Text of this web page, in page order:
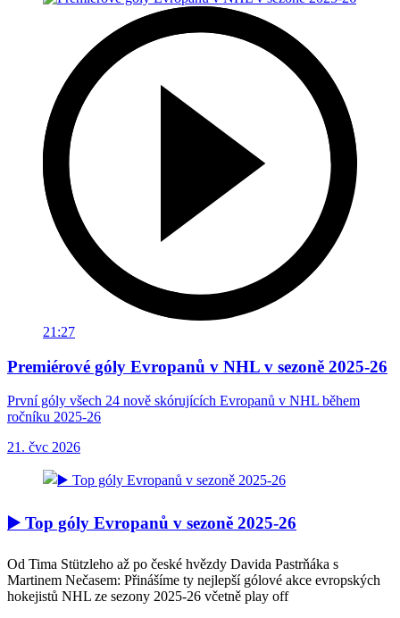
21:27
Premiérové góly Evropanů v NHL v sezoně 2025-26
První góly všech 24 nově skórujících Evropanů v NHL během
ročníku 2025-26
21. čvc 2026
▶️ Top góly Evropanů v sezoně 2025-26
Od Tima Stützleho až po české hvězdy Davida Pastrňáka s
Martinem Nečasem: Přinášíme ty nejlepší gólové akce evropských
hokejistů NHL ze sezony 2025-26 včetně play off